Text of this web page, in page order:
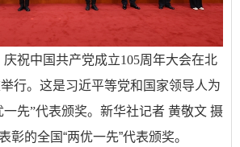
庆祝中国共产党成立105周年大会在北
行。这是习近平等党和国家领导人为
一先”代表颁奖。新华社记者 黄敬文 摄
彰的全国“两优一先”代表颁奖。